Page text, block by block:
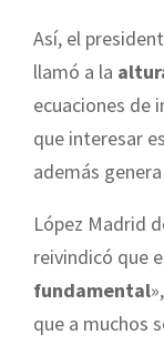
Así, el
llamó a la
ecuaciones de
que interesar
además
López Madrid
reivindicó que
fundamental
que a muchos